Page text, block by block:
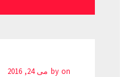
by on می 24, 2016